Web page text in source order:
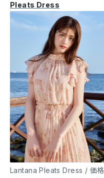
Pleats Dress
Lantana Pleats Dress / 価